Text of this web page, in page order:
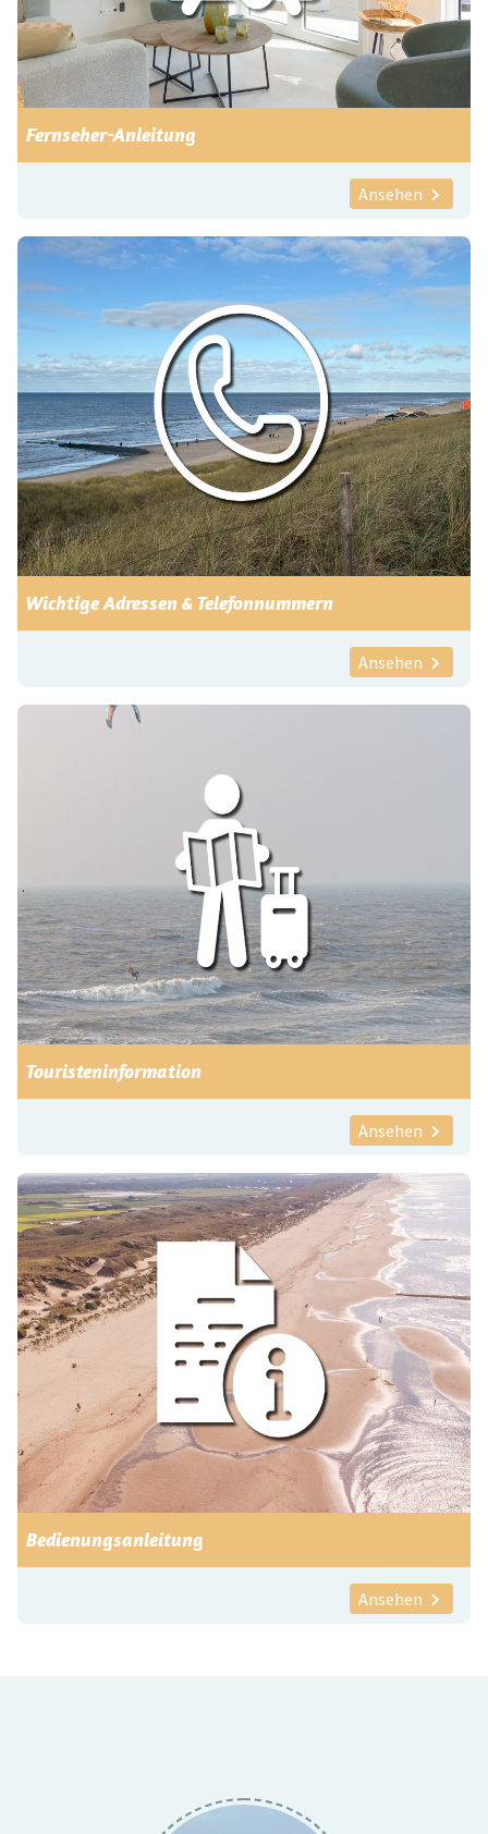
Fernseher-Anleitung
Ansehen
Wichtige Adressen & Telefonnummern
Ansehen
Touristeninformation
Ansehen
Bedienungsanleitung
Ansehen